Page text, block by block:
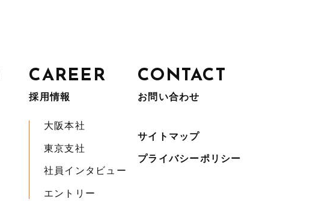
CAREER
採用情報
大阪本社
東京支社
社員インタビュー
エントリー
CONTACT
お問い合わせ
サイトマップ
プライバシーポリシー